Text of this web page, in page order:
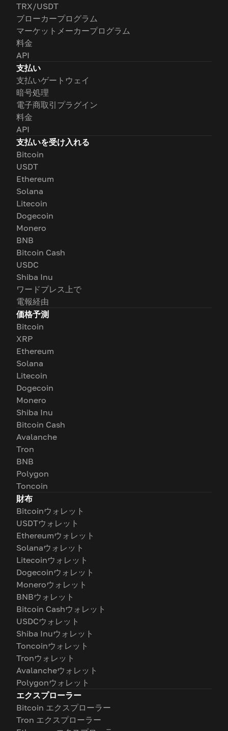
TRX/USDT
ブローカープログラム
マーケットメーカープログラム
料金
API
支払い
支払いゲートウェイ
暗号処理
電子商取引プラグイン
料金
API
支払いを受け入れる
Bitcoin
USDT
Ethereum
Solana
Litecoin
Dogecoin
Monero
BNB
Bitcoin Cash
USDC
Shiba Inu
ワードプレス上で
電報経由
価格予測
Bitcoin
XRP
Ethereum
Solana
Litecoin
Dogecoin
Monero
Shiba Inu
Bitcoin Cash
Avalanche
Tron
BNB
Polygon
Toncoin
財布
Bitcoinウォレット
USDTウォレット
Ethereumウォレット
Solanaウォレット
Litecoinウォレット
Dogecoinウォレット
Moneroウォレット
BNBウォレット
Bitcoin Cashウォレット
USDCウォレット
Shiba Inuウォレット
Toncoinウォレット
Tronウォレット
Avalancheウォレット
Polygonウォレット
エクスプローラー
Bitcoin エクスプローラー
Tron エクスプローラー